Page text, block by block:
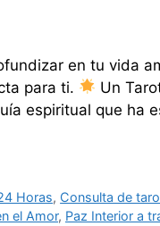
en tu vida
para ti.
Un
espiritual que ha
Horas, Consulta de
el Amor, Paz Interior a